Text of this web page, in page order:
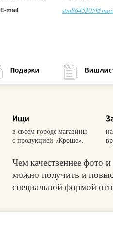
E-mail
в своем городе магазины
с продукцией «Кроше».
Чем качественнее фото
можно получить и
специальной формой